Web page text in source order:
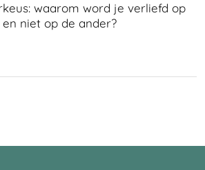
waarom word je verliefd op
niet op de ander?